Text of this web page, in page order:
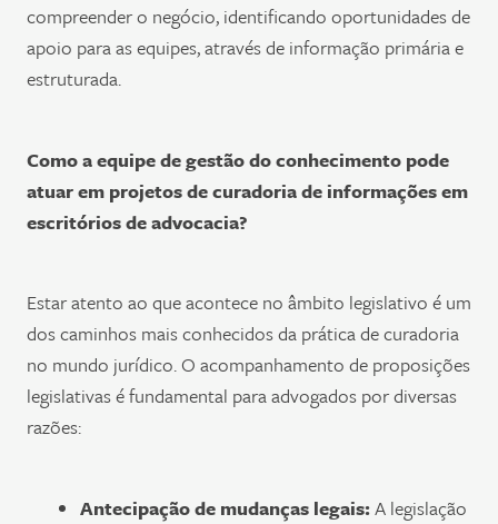
compreender o negócio, identificando oportunidades de
apoio para as equipes, através de informação primária e
estruturada.
Como a equipe de gestão do conhecimento pode
atuar em projetos de curadoria de informações em
escritórios de advocacia?
Estar atento ao que acontece no âmbito legislativo é um
dos caminhos mais conhecidos da prática de curadoria
no mundo jurídico. O acompanhamento de proposições
legislativas é fundamental para advogados por diversas
razões:
Antecipação de mudanças legais:A legislação